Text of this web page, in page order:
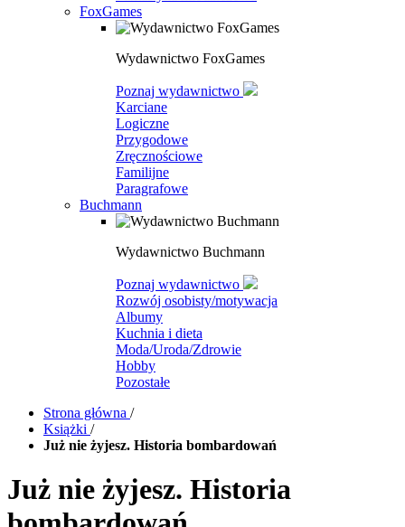
FoxGames
Wydawnictwo FoxGames
Poznaj wydawnictwo
Karciane
Logiczne
Przygodowe
Zręcznościowe
Familijne
Paragrafowe
Buchmann
Wydawnictwo Buchmann
Poznaj wydawnictwo
Rozwój osobisty/motywacja
Albumy
Kuchnia i dieta
Moda/Uroda/Zdrowie
Hobby
Pozostałe
Strona główna /
Książki /
Już nie żyjesz. Historia bombardowań
Już nie żyjesz. Historia